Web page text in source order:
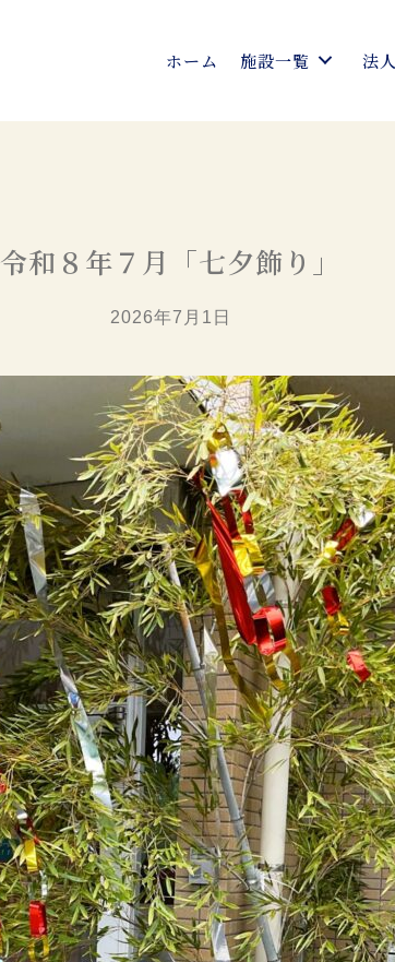
ホーム 施設一覧 法
令和８年７月「七夕飾り」
2026年7月1日